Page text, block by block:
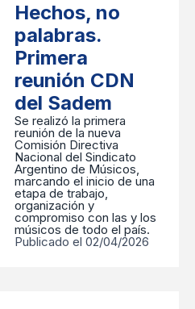
Hechos, no
palabras.
Primera
reunión CDN
del Sadem
Se realizó la primera
reunión de la nueva
Comisión Directiva
Nacional del Sindicato
Argentino de Músicos,
marcando el inicio de una
etapa de trabajo,
organización y
compromiso con las y los
músicos de todo el país.
Publicado el 02/04/2026